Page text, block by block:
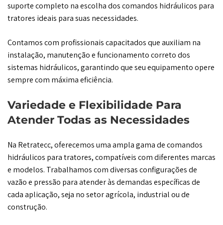
suporte completo na escolha dos comandos hidráulicos para
tratores ideais para suas necessidades.
Contamos com profissionais capacitados que auxiliam na
instalação, manutenção e funcionamento correto dos
sistemas hidráulicos, garantindo que seu equipamento opere
sempre com máxima eficiência.
Variedade e Flexibilidade Para
Atender Todas as Necessidades
Na Retratecc, oferecemos uma ampla gama de comandos
hidráulicos para tratores, compatíveis com diferentes marcas
e modelos. Trabalhamos com diversas configurações de
vazão e pressão para atender às demandas específicas de
cada aplicação, seja no setor agrícola, industrial ou de
construção.